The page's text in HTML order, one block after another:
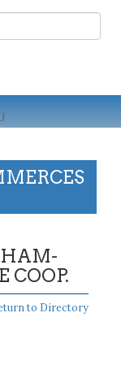
HAM-
COOP.
to Directory